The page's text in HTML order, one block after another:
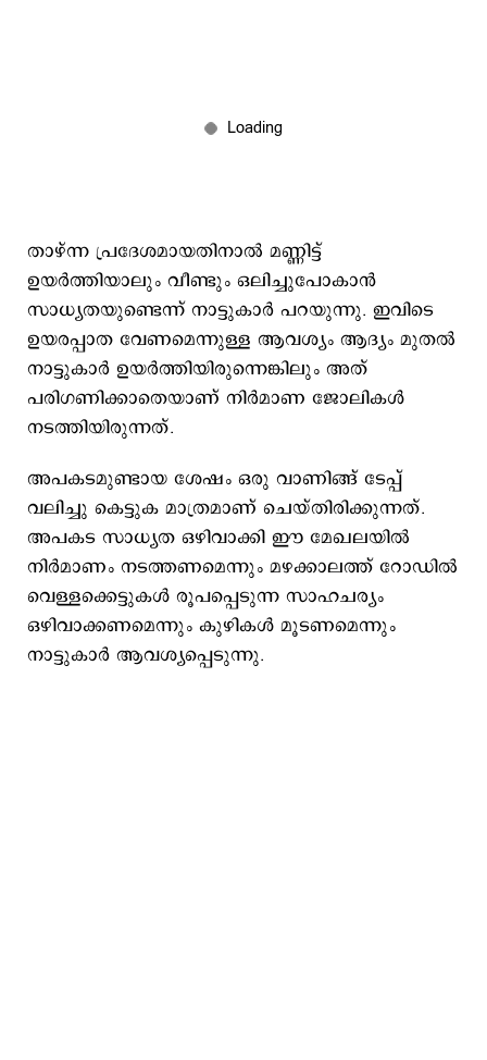
താഴ്ന്ന പ്രദേശമായതിനാൽ മണ്ണിട്ട്
ഉയർത്തിയാലും വീണ്ടും ഒലിച്ചുപോകാൻ
സാധ്യതയുണ്ടെന്ന് നാട്ടുകാർ പറയുന്നു. ഇവിടെ
ഉയരപ്പാത വേണമെന്നുള്ള ആവശ്യം ആദ്യം മുതൽ
നാട്ടുകാർ ഉയർത്തിയിരുന്നെങ്കിലും അത്
പരിഗണിക്കാതെയാണ് നിർമാണ ജോലികൾ
നടത്തിയിരുന്നത്.
അപകടമുണ്ടായ ശേഷം ഒരു വാണിങ്ങ് ടേപ്പ്
വലിച്ചു കെട്ടുക മാത്രമാണ് ചെയ്തിരിക്കുന്നത്.
അപകട സാധ്യത ഒഴിവാക്കി ഈ മേഖലയിൽ
നിർമാണം നടത്തണമെന്നും മഴക്കാലത്ത് റോഡിൽ
വെള്ളക്കെട്ടുകൾ രൂപപ്പെടുന്ന സാഹചര്യം
ഒഴിവാക്കണമെന്നും കുഴികൾ മൂടണമെന്നും
നാട്ടുകാർ ആവശ്യപ്പെടുന്നു.